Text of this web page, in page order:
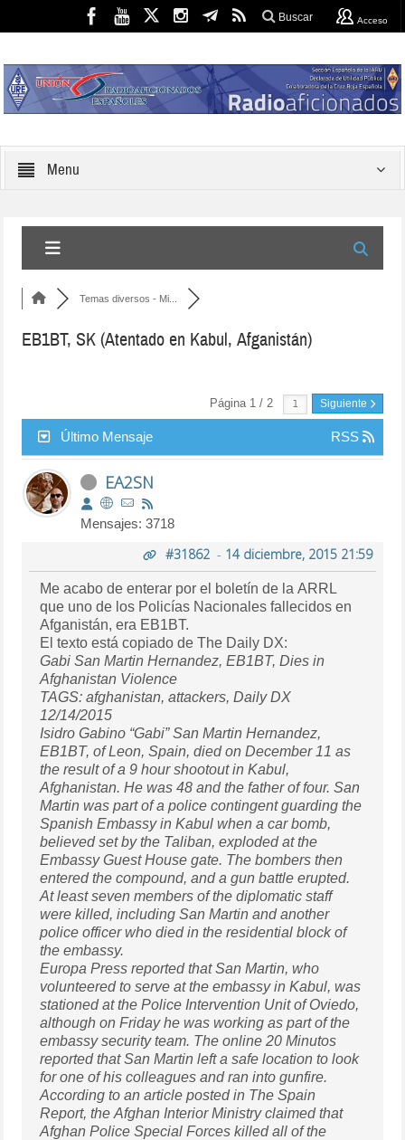
Buscar Acceso
Menu
Temas diversos - Mi...
EB1BT, SK (Atentado en Kabul, Afganistán)
Página 1 / 2 Siguiente
Último Mensaje RSS
EA2SN
Mensajes: 3718
#31862- 14 diciembre, 2015 21:59
Me acabo de enterar por el boletín de la ARRL
que uno de los Policías Nacionales fallecidos en
Afganistán, era EB1BT.
El texto está copiado de The Daily DX:
Gabi San Martin Hernandez, EB1BT, Dies in
Afghanistan Violence
TAGS: afghanistan, attackers, Daily DX
12/14/2015
Isidro Gabino “Gabi” San Martin Hernandez,
EB1BT, of Leon, Spain, died on December 11 as
the result of a 9 hour shootout in Kabul,
Afghanistan. He was 48 and the father of four. San
Martin was part of a police contingent guarding the
Spanish Embassy in Kabul when a car bomb,
believed set by the Taliban, exploded at the
Embassy Guest House gate. The bombers then
entered the compound, and a gun battle erupted.
At least seven members of the diplomatic staff
were killed, including San Martin and another
police officer who died in the residential block of
the embassy.
Europa Press reported that San Martin, who
volunteered to serve at the embassy in Kabul, was
stationed at the Police Intervention Unit of Oviedo,
although on Friday he was working as part of the
embassy security team. The online 20 Minutos
reported that San Martin left a safe location to look
for one of his colleagues and ran into gunfire.
According to an article posted in The Spain
Report, the Afghan Interior Ministry claimed that
Afghan Police Special Forces killed all of the